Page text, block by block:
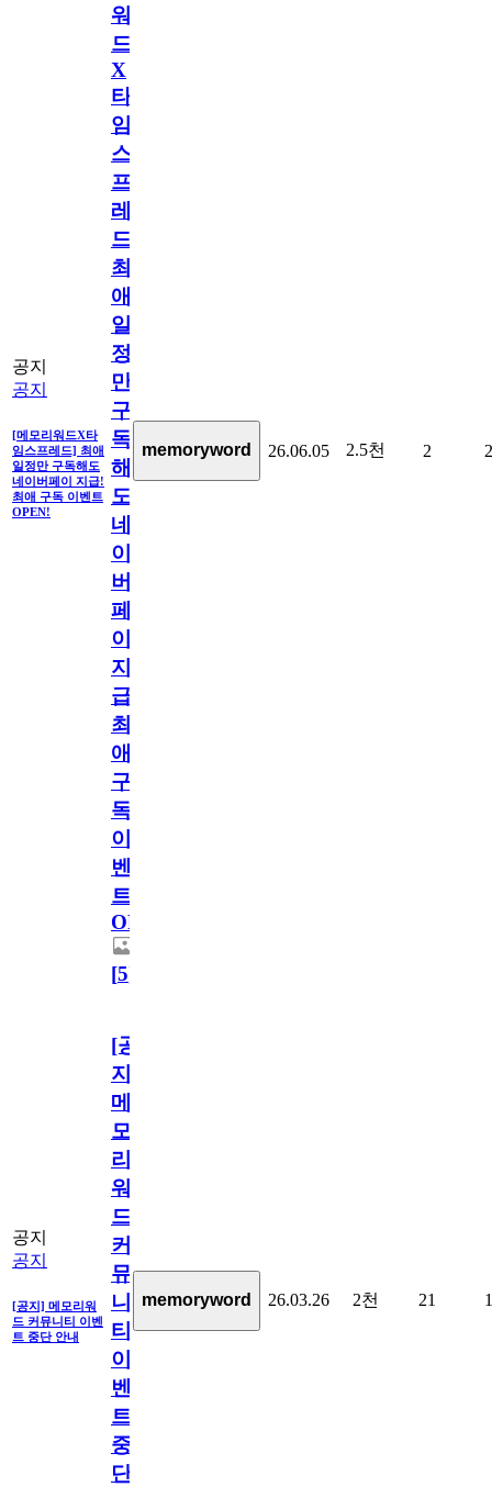
공지
공지
[메모리워드X타
임스프레드] 최애
일정만 구독해도
네이버페이 지급!
최애 구독 이벤트
OPEN!
워
드
X
타
임
스
프
레
드]
최
애
일
정
만
구
독
해
도
네
이
버
페
이
지
급!
최
애
구
독
이
벤
트
OPEN!
[5]
memoryword 26.06.05 2.5천 2 2
공지
공지
[공지] 메모리워
드 커뮤니티 이벤
트 중단 안내
[공
지]
메
모
리
워
드
커
뮤
니
티
이
벤
트
중
단
memoryword 26.03.26 2천 21 1